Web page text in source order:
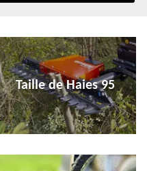
Taille de Haies 95